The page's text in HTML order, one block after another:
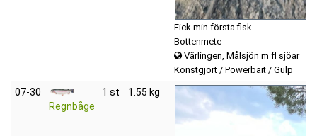
Fick min första fisk
Bottenmete
Värlingen, Målsjön m fl sjöar
Konstgjort / Powerbait / Gulp
07‑30
Regnbåge
1 st 1.55 kg